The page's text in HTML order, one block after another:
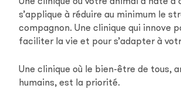
s’applique à réduire au minimum le
compagnon. Une clinique qui innove
faciliter la vie et pour s’adapter à
Une clinique où le bien-être de tous,
humains, est la priorité.